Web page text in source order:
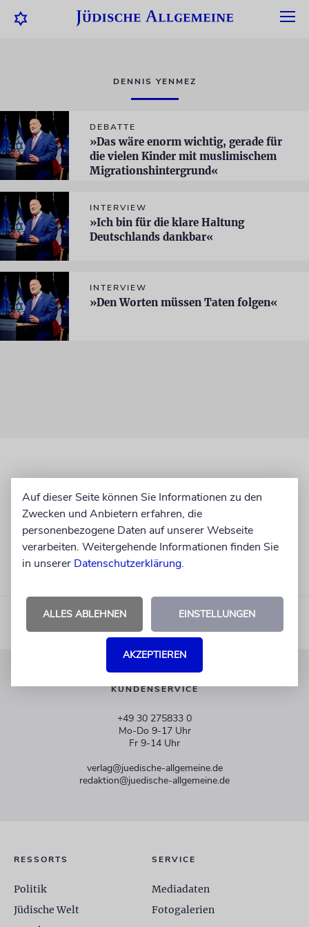
DENNIS YENMEZ
DEBATTE
»Das wäre enorm wichtig, gerade für
die vielen Kinder mit muslimischem
Migrationshintergrund«
INTERVIEW
»Ich bin für die klare Haltung
Deutschlands dankbar«
INTERVIEW
»Den Worten müssen Taten folgen«
KUNDENSERVICE
+49 30 275833 0
Mo-Do 9-17 Uhr
Fr 9-14 Uhr
verlag@juedische-allgemeine.de
redaktion@juedische-allgemeine.de
RESSORTS
Politik
Jüdische Welt
SERVICE
Mediadaten
Fotogalerien
Auf dieser Seite können Sie Informationen zu den
Zwecken und Anbietern erfahren, die
personenbezogene Daten auf unserer Webseite
verarbeiten. Weitergehende Informationen finden Sie
in unserer Datenschutzerklärung.
ALLES ABLEHNEN EINSTELLUNGEN
AKZEPTIEREN